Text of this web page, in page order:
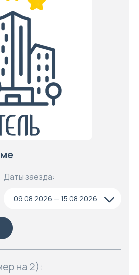
Даты заезда:
09.08.2026 — 15.08.2026
на 2):